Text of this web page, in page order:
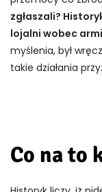
zgłaszali?
lojalni wobec
myślenia, był
takie działania
Co na to